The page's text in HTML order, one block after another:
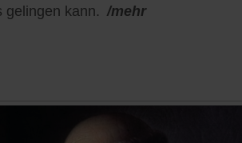
gelingen kann. /mehr